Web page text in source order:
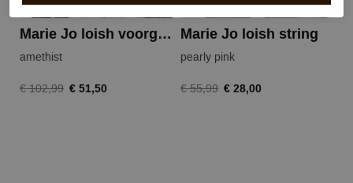
Marie Jo loish voorgevormde bh
amethist
€ 102,99 € 51,50
Marie Jo loish string
pearly pink
€ 55,99 € 28,00